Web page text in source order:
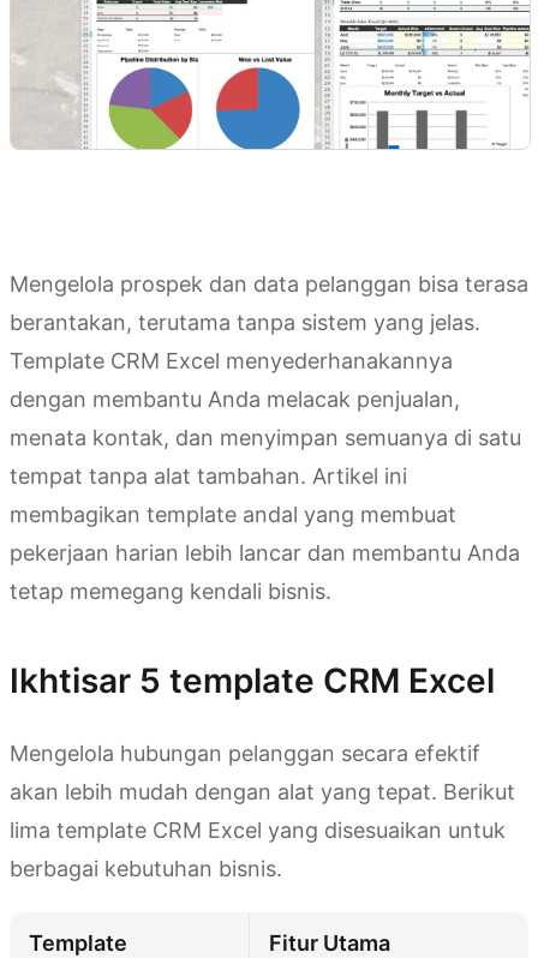
Mengelola prospek dan data pelanggan bisa terasa
berantakan, terutama tanpa sistem yang jelas.
Template CRM Excel menyederhanakannya
dengan membantu Anda melacak penjualan,
menata kontak, dan menyimpan semuanya di satu
tempat tanpa alat tambahan. Artikel ini
membagikan template andal yang membuat
pekerjaan harian lebih lancar dan membantu Anda
tetap memegang kendali bisnis.
Ikhtisar 5 template CRM Excel
Mengelola hubungan pelanggan secara efektif
akan lebih mudah dengan alat yang tepat. Berikut
lima template CRM Excel yang disesuaikan untuk
berbagai kebutuhan bisnis.
Template Fitur Utama